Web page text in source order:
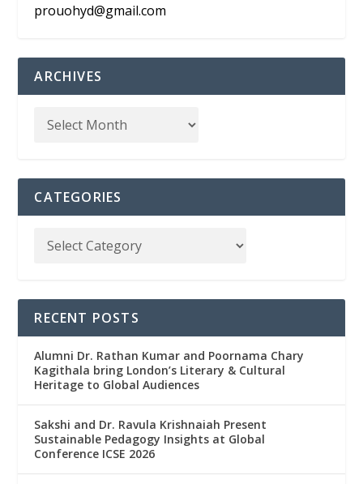
prouohyd@gmail.com
ARCHIVES
CATEGORIES
RECENT POSTS
Alumni Dr. Rathan Kumar and Poornama Chary
Kagithala bring London’s Literary & Cultural
Heritage to Global Audiences
Sakshi and Dr. Ravula Krishnaiah Present
Sustainable Pedagogy Insights at Global
Conference ICSE 2026